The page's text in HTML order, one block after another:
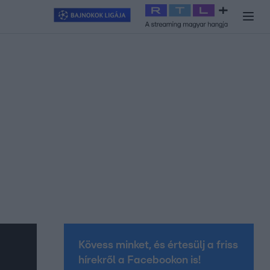
Exek csatája 2026 Celeb vagyok, ments ki innen
Kövess minket, és értesülj a friss
hírekről a Facebookon is!